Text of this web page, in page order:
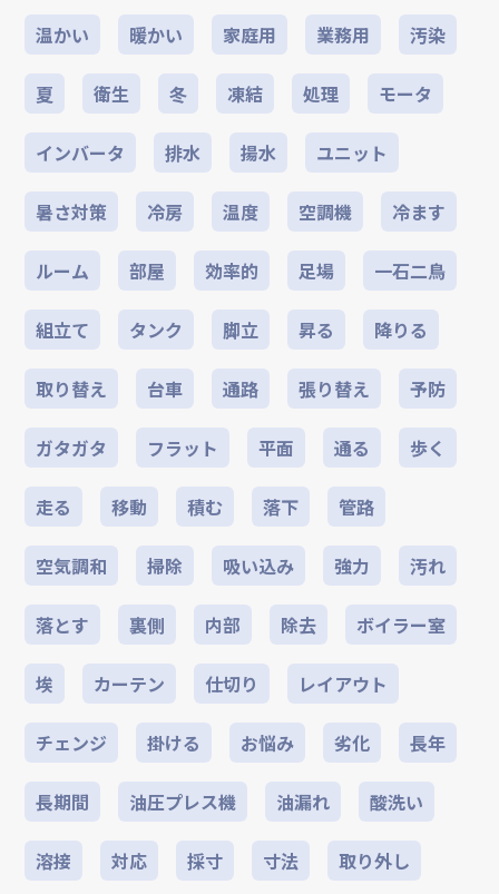
温かい 暖かい 家庭用 業務用 汚染
夏 衛生 冬 凍結 処理 モータ
インバータ 排水 揚水 ユニット
暑さ対策 冷房 温度 空調機 冷ます
ルーム 部屋 効率的 足場 一石二鳥
組立て タンク 脚立 昇る 降りる
取り替え 台車 通路 張り替え 予防
ガタガタ フラット 平面 通る 歩く
走る 移動 積む 落下 管路
空気調和 掃除 吸い込み 強力 汚れ
落とす 裏側 内部 除去 ボイラー室
埃 カーテン 仕切り レイアウト
チェンジ 掛ける お悩み 劣化 長年
長期間 油圧プレス機 油漏れ 酸洗い
溶接 対応 採寸 寸法 取り外し